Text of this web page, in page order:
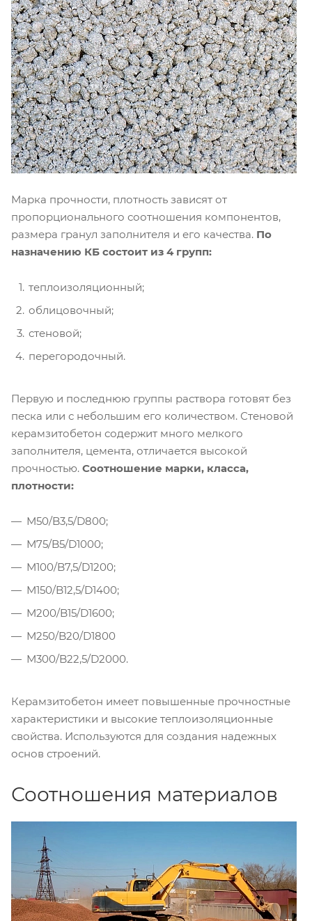
Марка прочности, плотность зависят от
пропорционального соотношения компонентов,
размера гранул заполнителя и его качества. По
назначению КБ состоит из 4 групп:
теплоизоляционный;
облицовочный;
стеновой;
перегородочный.
Первую и последнюю группы раствора готовят без
песка или с небольшим его количеством. Стеновой
керамзитобетон содержит много мелкого
заполнителя, цемента, отличается высокой
прочностью. Соотношение марки, класса,
плотности:
М50/B3,5/D800;
М75/B5/D1000;
М100/B7,5/D1200;
М150/B12,5/D1400;
М200/B15/D1600;
М250/B20/D1800
М300/B22,5/D2000.
Керамзитобетон имеет повышенные прочностные
характеристики и высокие теплоизоляционные
свойства. Используются для создания надежных
основ строений.
Соотношения материалов